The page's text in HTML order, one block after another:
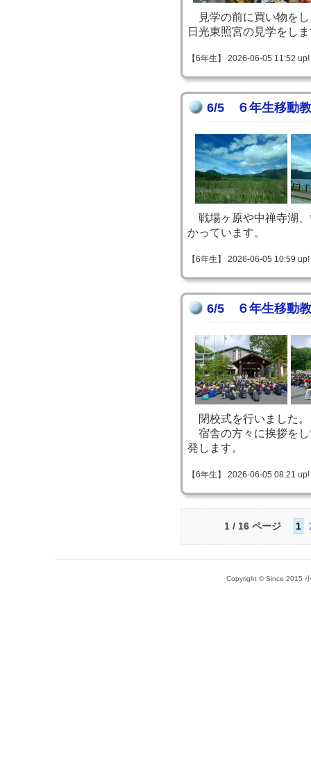
見学の前に買い物をし
日光東照宮の見学をし
【6年生】 2026-06-05 11:52 up!
6/5 ６年生移動
戦場ヶ原や中禅寺湖、
かっています。
【6年生】 2026-06-05 10:59 up!
6/5 ６年生移動
閉校式を行いました。
宿舎の方々に挨拶をし
発します。
【6年生】 2026-06-05 08:21 up!
1 / 16 ページ 1
Copyright © Since 2015